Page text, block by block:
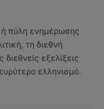
πύλη ενημέρωσης
τη διεθνή
εξελίξεις
ελληνισμό.